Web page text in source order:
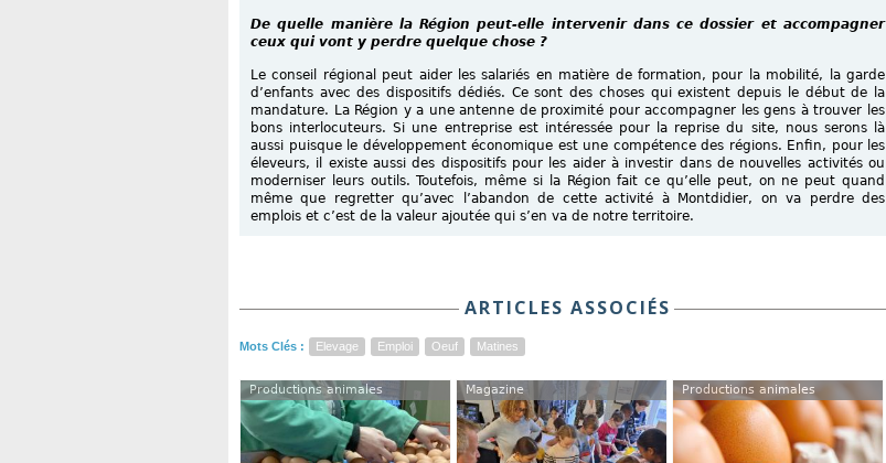
De quelle manière la Région peut-elle intervenir dans ce dossier et accompagner
ceux qui vont y perdre quelque chose ?
Le conseil régional peut aider les salariés en matière de formation, pour la mobilité, la garde
d’enfants avec des dispositifs dédiés. Ce sont des choses qui existent depuis le début de la
mandature. La Région y a une antenne de proximité pour accompagner les gens à trouver les
bons interlocuteurs. Si une entreprise est intéressée pour la reprise du site, nous serons là
aussi puisque le développement économique est une compétence des régions. Enfin, pour les
éleveurs, il existe aussi des dispositifs pour les aider à investir dans de nouvelles activités ou
moderniser leurs outils. Toutefois, même si la Région fait ce qu’elle peut, on ne peut quand
même que regretter qu’avec l’abandon de cette activité à Montdidier, on va perdre des
emplois et c’est de la valeur ajoutée qui s’en va de notre territoire.
ARTICLES ASSOCIÉS
Mots Clés : Elevage Emploi Oeuf Matines
Productions animales Magazine Productions animales